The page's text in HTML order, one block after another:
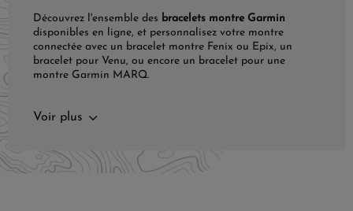
Découvrez l'ensemble des bracelets montre Garmin
disponibles en ligne, et personnalisez votre montre
connectée avec un bracelet montre Fenix ou Epix, un
bracelet pour Venu, ou encore un bracelet pour une
montre Garmin MARQ.
pleinement de votre montre ou bracelet. Pour trouver le
comptabilité entre votre montre Garmin et le bracelet
souhaité.
Voir plus